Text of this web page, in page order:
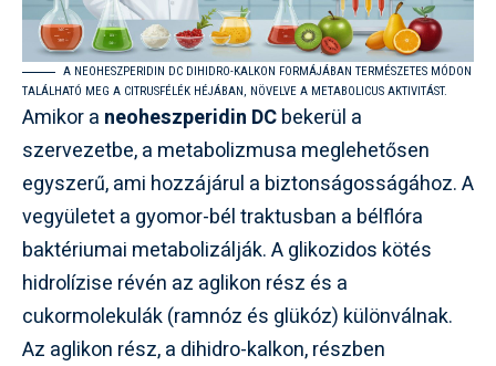
A NEOHESZPERIDIN DC DIHIDRO-KALKON FORMÁJÁBAN TERMÉSZETES MÓDON
TALÁLHATÓ MEG A CITRUSFÉLÉK HÉJÁBAN, NÖVELVE A METABOLICUS AKTIVITÁST.
Amikor a neoheszperidin DCbekerül a
szervezetbe, a metabolizmusa meglehetősen
egyszerű, ami hozzájárul a biztonságosságához. A
vegyületet a gyomor-bél traktusban a bélflóra
baktériumai metabolizálják. A glikozidos kötés
hidrolízise révén az aglikon rész és a
cukormolekulák (ramnóz és glükóz) különválnak.
Az aglikon rész, a dihidro-kalkon, részben